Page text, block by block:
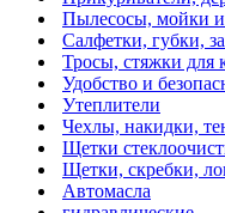
Пылесосы, мойки и
Салфетки, губки,
Тросы, стяжки для
Удобство и
Утеплители
Чехлы, накидки,
Щетки
Щетки, скребки,
Автомасла